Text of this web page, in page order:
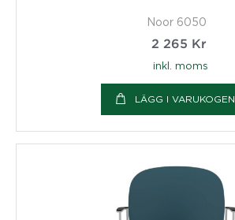
Noor 6050
2 265 Kr
inkl. moms
LÄGG I VARUKOGEN